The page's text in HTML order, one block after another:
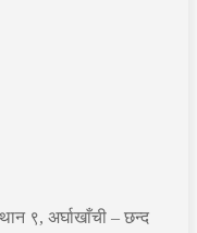
९, अर्घाखाँची – छन्द